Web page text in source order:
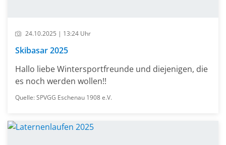
24.10.2025 | 13:24 Uhr
Skibasar 2025
Hallo liebe Wintersportfreunde und diejenigen, die
es noch werden wollen!!
Quelle: SPVGG Eschenau 1908 e.V.